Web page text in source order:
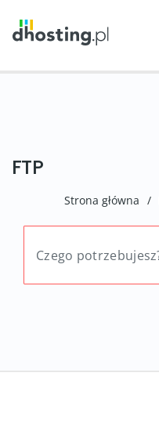
FTP
Strona główna /